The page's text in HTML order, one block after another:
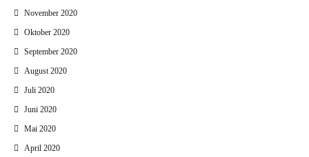
November 2020
Oktober 2020
September 2020
August 2020
Juli 2020
Juni 2020
Mai 2020
April 2020